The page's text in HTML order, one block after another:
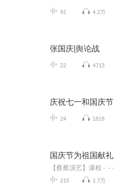
91 4.2万
张国庆|舆论战
22 4713
庆祝七一和国庆节
24 1818
国庆节为祖国献礼
215 1.7万